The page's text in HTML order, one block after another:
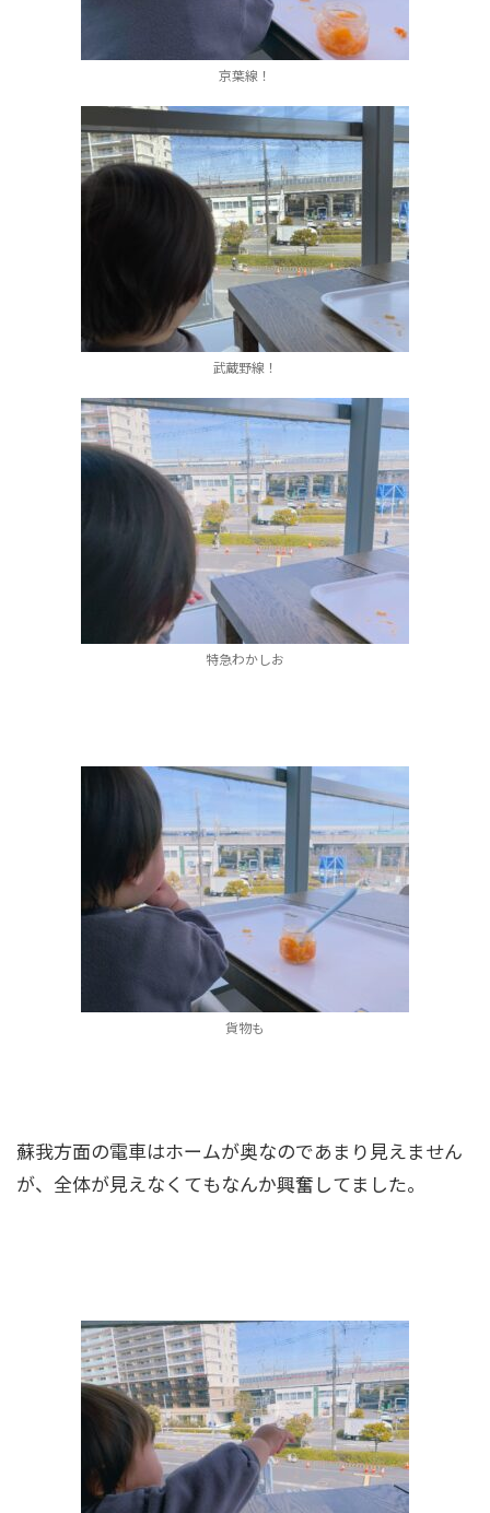
京葉線！
武蔵野線！
特急わかしお
貨物も
蘇我方面の電車はホームが奥なのであまり見えません
が、全体が見えなくてもなんか興奮してました。